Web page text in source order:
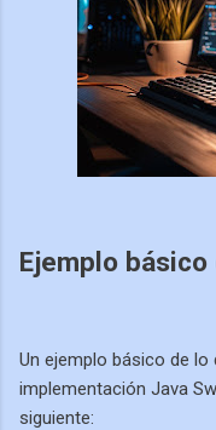
Ejemplo
Un ejemplo básico de
implementación Java
siguiente: